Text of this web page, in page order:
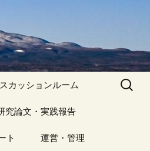
カッションルーム
カイブ（１）
究論文・実践報告
ーカイブ（１）
ト 運営・管理
検
索: